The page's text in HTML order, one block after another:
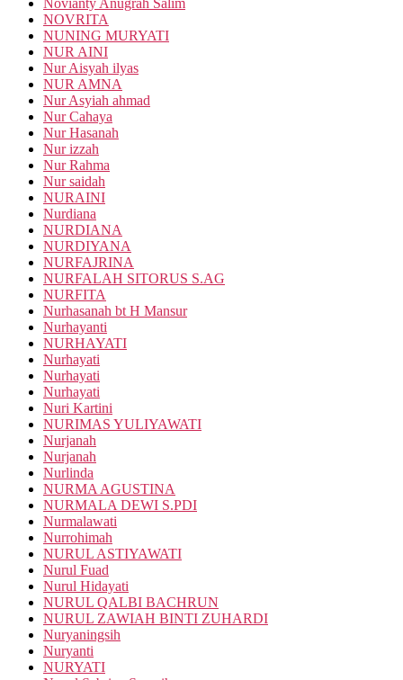
Novianty Anugrah Salim
NOVRITA
NUNING MURYATI
NUR AINI
Nur Aisyah ilyas
NUR AMNA
Nur Asyiah ahmad
Nur Cahaya
Nur Hasanah
Nur izzah
Nur Rahma
Nur saidah
NURAINI
Nurdiana
NURDIANA
NURDIYANA
NURFAJRINA
NURFALAH SITORUS S.AG
NURFITA
Nurhasanah bt H Mansur
Nurhayanti
NURHAYATI
Nurhayati
Nurhayati
Nurhayati
Nuri Kartini
NURIMAS YULIYAWATI
Nurjanah
Nurjanah
Nurlinda
NURMA AGUSTINA
NURMALA DEWI S.PDI
Nurmalawati
Nurrohimah
NURUL ASTIYAWATI
Nurul Fuad
Nurul Hidayati
NURUL QALBI BACHRUN
NURUL ZAWIAH BINTI ZUHARDI
Nuryaningsih
Nuryanti
NURYATI